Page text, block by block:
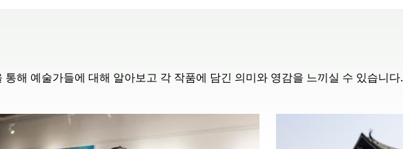
해 예술가들에 대해 알아보고 각 작품에 담긴 의미와 영감을 느끼실 수 있습니다.